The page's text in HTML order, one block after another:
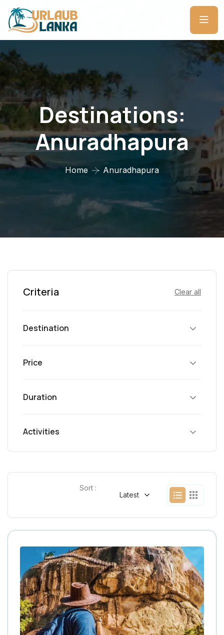
Destinations:
Anuradhapura
Home Anuradhapura
Criteria Clear all
Destination
Price
Duration
Activities
Sort :
Latest